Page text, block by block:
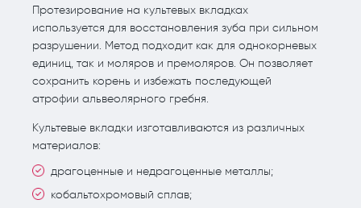
Протезирование на культевых вкладках
используется для восстановления зуба при сильном
разрушении. Метод подходит как для однокорневых
единиц, так и моляров и премоляров. Он позволяет
сохранить корень и избежать последующей
атрофии альвеолярного гребня.
Культевые вкладки изготавливаются из различных
материалов:
драгоценные и недрагоценные металлы;
кобальтохромовый сплав;